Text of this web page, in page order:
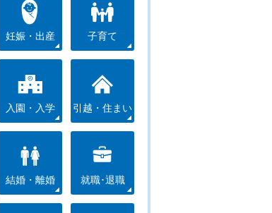
妊娠・出産 子育て
入園・入学 引越・住まい
結婚・離婚 就職･退職